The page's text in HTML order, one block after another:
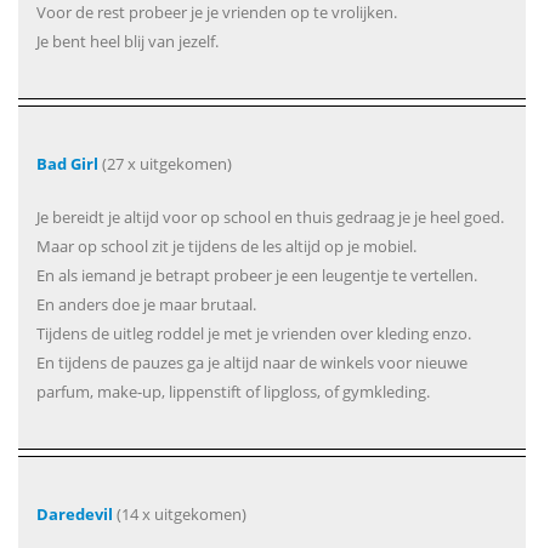
Voor de rest probeer je je vrienden op te vrolijken.
Je bent heel blij van jezelf.
Bad Girl (27 x uitgekomen)
Je bereidt je altijd voor op school en thuis gedraag je je heel goed.
Maar op school zit je tijdens de les altijd op je mobiel.
En als iemand je betrapt probeer je een leugentje te vertellen.
En anders doe je maar brutaal.
Tijdens de uitleg roddel je met je vrienden over kleding enzo.
En tijdens de pauzes ga je altijd naar de winkels voor nieuwe
parfum, make-up, lippenstift of lipgloss, of gymkleding.
Daredevil (14 x uitgekomen)